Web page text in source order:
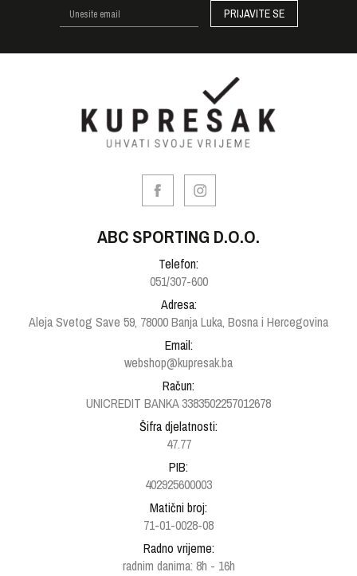
PRIJAVITE SE
ABC SPORTING D.O.O.
Telefon:
051/307-600
Adresa:
Aleja Svetog Save 59, 78000 Banja Luka, Bosna i Hercegovina
Email:
webshop@kupresak.ba
Račun:
UNICREDIT BANKA 3383502257012678
Šifra djelatnosti:
47.77
PIB:
402925600003
Matični broj:
71-01-0028-08
Radno vrijeme:
radnim danima: 8h - 16h